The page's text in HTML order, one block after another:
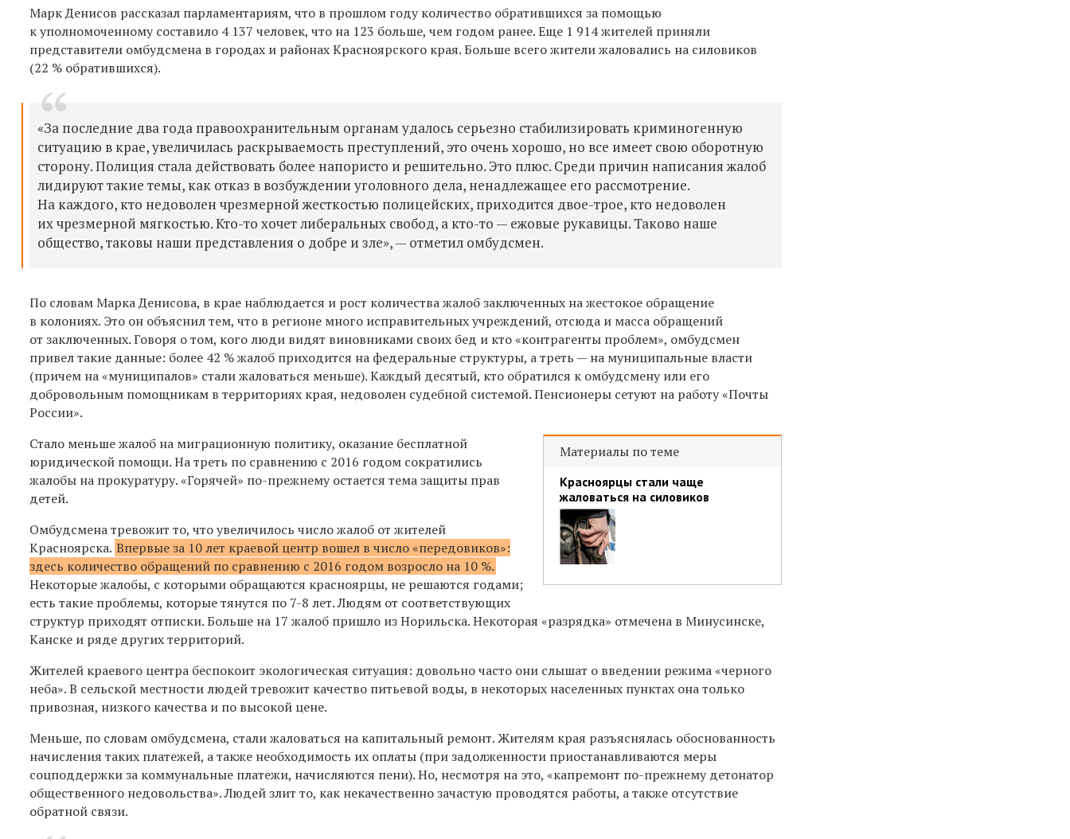
Марк Денисов рассказал парламентариям, что в прошлом годуколичество обратившихся за помощью
к уполномоченному составило 4 137 человек, что на 123 больше, чем годом ранее. Еще 1 914 жителей приняли
представители омбудсмена в городах и районах Красноярского края. Больше всего жители жаловались на силовиков
(22 % обратившихся).
«За последние два года правоохранительным органам удалось серьезно стабилизировать криминогенную
ситуацию в крае, увеличилась раскрываемость преступлений, это очень хорошо, но все имеет свою оборотную
сторону. Полиция стала действовать более напористо и решительно. Это плюс. Среди причин написания жалоб
лидируют такие темы, как отказ в возбуждении уголовного дела, ненадлежащее его рассмотрение.
На каждого, кто недоволен чрезмерной жесткостью полицейских, приходится двое-трое, кто недоволен
их чрезмерной мягкостью. Кто-то хочет либеральных свобод, а кто-то — ежовые рукавицы. Таково наше
общество, таковы наши представления о добре и зле», — отметил омбудсмен.
По словам Марка Денисова, в крае наблюдается и рост количества жалоб заключенных на жестокое обращение
в колониях. Это он объяснил тем, что в регионе много исправительных учреждений, отсюда и масса обращений
от заключенных. Говоря о том, кого люди видят виновниками своих бед и кто «контрагенты проблем», омбудсмен
привел такие данные: более 42 % жалоб приходится на федеральные структуры, а треть — на муниципальные власти
(причем на «муниципалов» стали жаловаться меньше). Каждый десятый, кто обратился к омбудсмену или его
добровольным помощникам в территориях края, недоволен судебной системой. Пенсионеры сетуют на работу «Почты
России».
Материалы по теме
Красноярцы стали чаще
жаловаться на силовиков
Стало меньше жалоб на миграционную политику, оказание бесплатной
юридической помощи. На треть по сравнению с 2016 годом сократились
жалобы на прокуратуру. «Горячей» по-прежнему остается тема защиты прав
детей.
Омбудсмена тревожит то, что увеличилось число жалоб от жителей
Красноярска. Впервые за 10 лет краевой центр вошел в число «передовиков»:
здесь количество обращений по сравнению с 2016 годом возросло на 10 %.
Некоторые жалобы, с которыми обращаются красноярцы, не решаются годами;
есть такие проблемы, которые тянутся по 7-8 лет. Людям от соответствующих
структур приходят отписки. Больше на 17 жалоб пришло из Норильска. Некоторая «разрядка» отмечена в Минусинске,
Канске и ряде других территорий.
Жителей краевого центра беспокоит экологическая ситуация: довольно часто они слышат о введении режима «черного
неба». В сельской местности людей тревожит качество питьевой воды, в некоторых населенных пунктах она только
привозная, низкого качества и по высокой цене.
Меньше, по словам омбудсмена, стали жаловаться на капитальный ремонт. Жителям края разъяснялась обоснованность
начисления таких платежей, а также необходимость их оплаты (при задолженности приостанавливаются меры
соцподдержки за коммунальные платежи, начисляются пени). Но, несмотря на это, «капремонт по-прежнему детонатор
общественного недовольства». Людей злит то, как некачественно зачастую проводятся работы, а также отсутствие
обратной связи.